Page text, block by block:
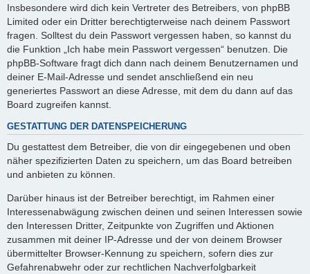
Insbesondere wird dich kein Vertreter des Betreibers, von phpBB
Limited oder ein Dritter berechtigterweise nach deinem Passwort
fragen. Solltest du dein Passwort vergessen haben, so kannst du
die Funktion „Ich habe mein Passwort vergessen“ benutzen. Die
phpBB-Software fragt dich dann nach deinem Benutzernamen und
deiner E-Mail-Adresse und sendet anschließend ein neu
generiertes Passwort an diese Adresse, mit dem du dann auf das
Board zugreifen kannst.
GESTATTUNG DER DATENSPEICHERUNG
Du gestattest dem Betreiber, die von dir eingegebenen und oben
näher spezifizierten Daten zu speichern, um das Board betreiben
und anbieten zu können.
Darüber hinaus ist der Betreiber berechtigt, im Rahmen einer
Interessenabwägung zwischen deinen und seinen Interessen sowie
den Interessen Dritter, Zeitpunkte von Zugriffen und Aktionen
zusammen mit deiner IP-Adresse und der von deinem Browser
übermittelter Browser-Kennung zu speichern, sofern dies zur
Gefahrenabwehr oder zur rechtlichen Nachverfolgbarkeit